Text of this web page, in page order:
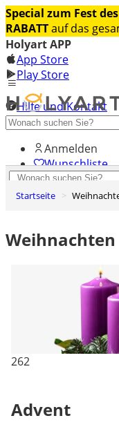
Special zum Fest
RABATTauf das
Holyart APP
App Store
Play Store
Hilfe und Kontakt
Entdecken Sie
Anmelden
Wunschliste
Warenkorb
Startseite
Weihnachten
262
Advent